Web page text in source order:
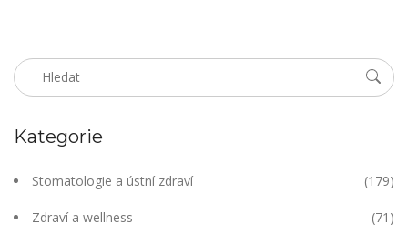
Kategorie
Stomatologie a ústní zdraví (179)
Zdraví a wellness (71)